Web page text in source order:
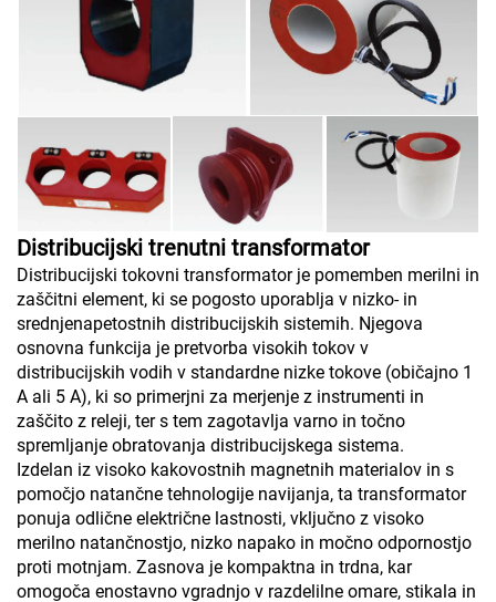
Distribucijski trenutni transformator
Distribucijski tokovni transformator je pomemben merilni in
zaščitni element, ki se pogosto uporablja v nizko- in
srednjenapetostnih distribucijskih sistemih. Njegova
osnovna funkcija je pretvorba visokih tokov v
distribucijskih vodih v standardne nizke tokove (običajno 1
A ali 5 A), ki so primerjni za merjenje z instrumenti in
zaščito z releji, ter s tem zagotavlja varno in točno
spremljanje obratovanja distribucijskega sistema.
Izdelan iz visoko kakovostnih magnetnih materialov in s
pomočjo natančne tehnologije navijanja, ta transformator
ponuja odlične električne lastnosti, vključno z visoko
merilno natančnostjo, nizko napako in močno odpornostjo
proti motnjam. Zasnova je kompaktna in trdna, kar
omogoča enostavno vgradnjo v razdelilne omare, stikala in